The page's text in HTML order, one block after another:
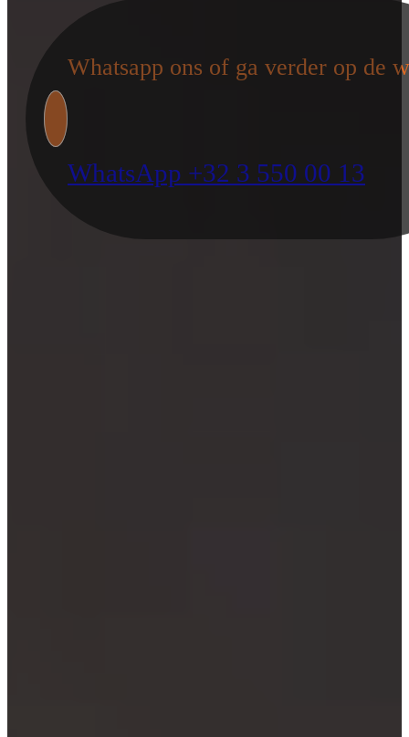
Whatsapp ons of ga verder op de
WhatsApp +32 3 550 00 13